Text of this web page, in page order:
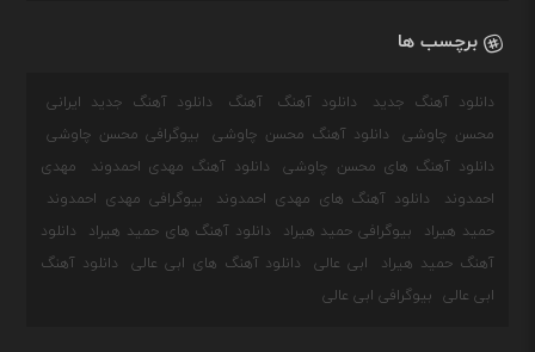
برچسب ها
دانلود آهنگ جدید دانلود آهنگ آهنگ
دانلود آهنگ جدید ایرانی
محسن چاوشی
دانلود آهنگ محسن چاوشی
بیوگرافی محسن چاوشی
دانلود آهنگ های محسن چاوشی
دانلود آهنگ مهدی احمدوند
مهدی
احمدوند
دانلود آهنگ های مهدی احمدوند
بیوگرافی مهدی احمدوند
حمید هیراد
بیوگرافی حمید هیراد دانلود آهنگ های حمید هیراد
دانلود
آهنگ حمید هیراد
ابی عالی دانلود آهنگ های ابی عالی
دانلود آهنگ
ابی عالی
بیوگرافی ابی عالی